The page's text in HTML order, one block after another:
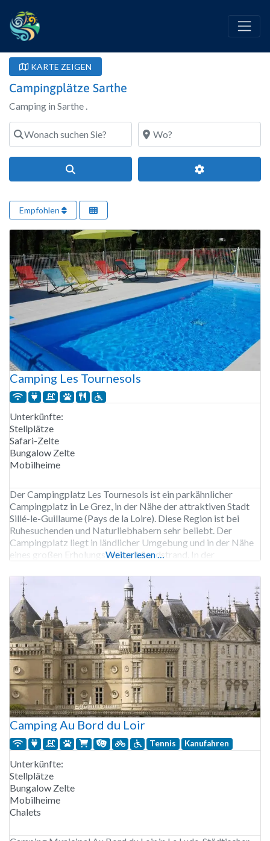
KARTE ZEIGEN
Campingplätze Sarthe
Camping in Sarthe .
Wonach suchen Sie?
Wo?
Erweiterte
Empfohlen
Camping Les Tournesols
Unterkünfte:
Stellplätze
Safari-Zelte
Bungalow Zelte
Mobilheime
Der Campingplatz Les Tournesols ist ein parkähnlicher
Campingplatz in Le Grez, in der Nähe der attraktiven Stadt
Sillé-le-Guillaume (Pays de la Loire). Diese Region ist bei
Ruhesuchenden und Naturliebhabern sehr beliebt. Der
Campingplatz liegt in ländlicher Umgebung und in der Nähe
eines großen Erholungssees mit Sandstrand. In der
Schwimmbad, die Sporteinrichtungen und die
Weiterlesen …
Camping Au Bord du Loir
Tennis Kanufahren
Unterkünfte:
Stellplätze
Bungalow Zelte
Mobilheime
Chalets